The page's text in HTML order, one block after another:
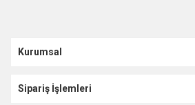
Kurumsal
Sipariş İşlemleri